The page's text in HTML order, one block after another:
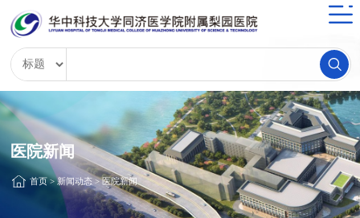
医院新闻
首页>新闻动态>医院新闻